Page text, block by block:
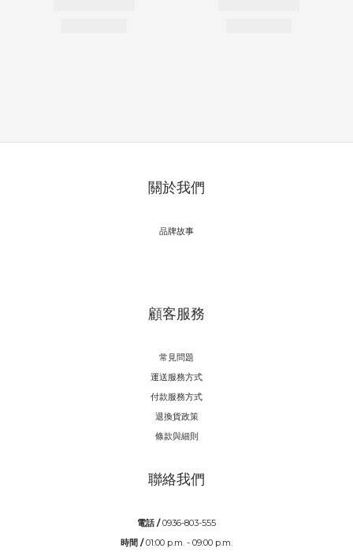
關於我們
品牌故事
顧客服務
常見問題
運送服務方式
付款服務方式
退換貨政策
條款與細則
聯絡我們
電話 /0936-803-555
時間 /01:00 p.m. - 09:00 p.m.